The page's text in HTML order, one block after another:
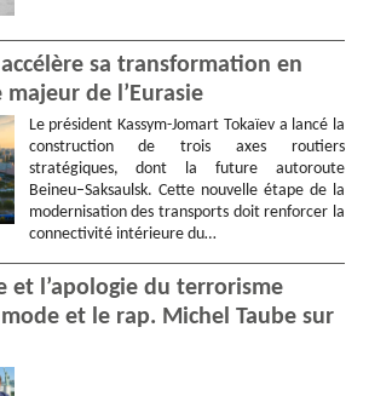
sa transformation en
de l’Eurasie
Le président Kassym-Jomart Tokaïev a lancé la
construction de trois axes routiers
stratégiques, dont la future autoroute
Beineu–Saksaulsk. Cette nouvelle étape de la
modernisation des transports doit renforcer la
connectivité intérieure du…
et l’apologie du terrorisme
et le rap. Michel Taube sur